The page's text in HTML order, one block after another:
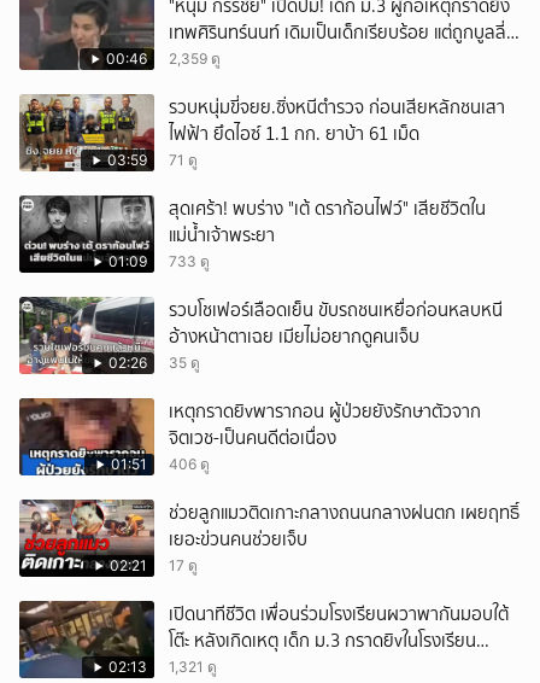
00:46
"หนุ่ม กรรชัย" เปิดปม! เด็ก ม.3 ผู้ก่อเหตุกราดยิง
เทพศิรินทร์นนท์ เดิมเป็นเด็กเรียบร้อย แต่ถูกบูลลี่
หนัก คาดแรงกดดันสะสมกลายเป็นแรงแค้น จนก่อ
2,359 ดู
03:59
รวบหนุ่มขี่จยย.ซิ่งหนีตำรวจ ก่อนเสียหลักชนเสา
ไฟฟ้า ยึดไอซ์ 1.1 กก. ยาบ้า 61 เม็ด
71 ดู
01:09
สุดเศร้า! พบร่าง "เต้ ดราก้อนไฟว์" เสียชีวิตใน
แม่น้ำเจ้าพระยา
733 ดู
02:26
รวบโชเฟอร์เลือดเย็น ขับรถชนเหยื่อก่อนหลบหนี
อ้างหน้าตาเฉย เมียไม่อยากดูคนเจ็บ
35 ดู
01:51
เหตุกราดยิvพารากอน ผู้ป่วยยังรักษาตัวจาก
จิตเวช-เป็นคนดีต่อเนื่อง
406 ดู
02:21
ช่วยลูกแมวติดเกาะกลางถนนกลางฝนตก เผยฤทธิ์
เยอะข่วนคนช่วยเจ็บ
17 ดู
02:13
เปิดนาทีชีวิต เพื่อนร่วมโรงเรียนผวาพากันมอบใต้
โต๊ะ หลังเกิดเหตุ เด็ก ม.3 กราดยิvในโรงเรียน
เทพศิรินทร์นนท์ แบบไม่เลือกหน้า เสียงปืนดังสนั่น
1,321 ดู